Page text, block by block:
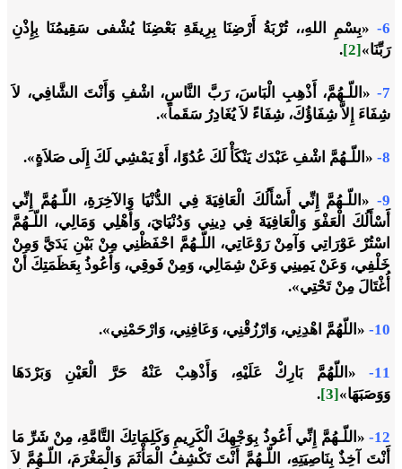
6-
«بِسْمِ اللهِ،، تُرْبَةُ أَرْضِنَا بِرِيقَةِ بَعْضِنَا يُشْفى سَقِيمُنَا بِإِذْنِ
رَبِّنَا»[2]
.
7-
«اللّـهُمَّ، أَذْهِبِ الْبَاسَ، رَبَّ النَّاسِ، اشْفِ وَأَنْتَ الشَّافِي، لاَ
شِفَاءَ إِلاَّ شِفَاؤُكَ، شِفَاءً لاَ يُغَادِرُ سَقَماً».
8- «اللّـهُمَّ اشْفِ عَبْدَك يَنْكَأْ لَكَ عُدُوًا، أَوْ يَمْشِي لَكَ إِلَى صَلاَةٍ».
9-
«اللّـهُمَّ إِنِّي أَسْأَلُكَ الْعَافِيَةَ فِي الدُّنْيَا وَالآخِرَةِ، اللّـهُمَّ إِنِّي
أَسْأَلُكَ الْعَفْوَ وَالْعَافِيَةَ فِي دِينِي وَدُنْيَايَ، وَأَهْلِي وَمَالِي، اللّـهُمَّ
اسْتُرْ عَوْرَاتِي وَآمِنْ رَوْعَاتِي، اللّـهُمَّ احْفَظْنِي مِنْ بَيْنِ يَدَيَّ وَمِنْ
خَلْفِي، وَعَنْ يَمِينِي وَعَنْ شِمَالِي، وَمِنْ فَوقِي، وَأَعُوذُ بِعَظَمَتِكَ أَنْ
أُغْتَالَ مِنْ تَحْتِي».
10- «اللّهُمَّ اهْدِنِي، وَارْزُقْنِي، وَعَافِنِي، وَارْحَمْنِي».
11-
«اللّهُمَّ بَارِكْ عَلَيْهِ، وَأَذْهِبْ عَنْهُ حَرَّ الْعَيْنِ وَبَرْدَهَا
وَوَصَبَهَا»[3]
.
12-
«اللّـهُمَّ إِنِّي أَعُوذُ بِوَجْهِكَ الْكَرِيمِ وَكَلِمَاتِكَ التَّامَّةِ، مِنْ شَرِّ مَا
أَنْتَ آخِذٌ بِنَاصِيَتِهِ، اللّـهُمَّ أَنْتَ تَكْشِفُ الْمَأْثَمَ وَالْمَغْرَمَ، اللّـهُمَّ لاَ